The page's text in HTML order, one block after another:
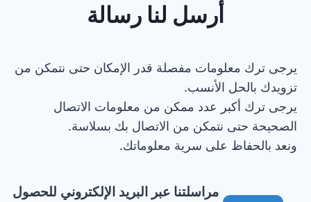
أرسل لنا رسالة
يرجى ترك معلومات مفصلة قدر الإمكان حتى نتمكن من
تزويدك بالحل الأنسب.
يرجى ترك أكبر عدد ممكن من معلومات الاتصال
الصحيحة حتى نتمكن من الاتصال بك بسلاسة.
ونعد بالحفاظ على سرية معلوماتك.
مراسلتنا عبر البريد الإلكتروني للحصول